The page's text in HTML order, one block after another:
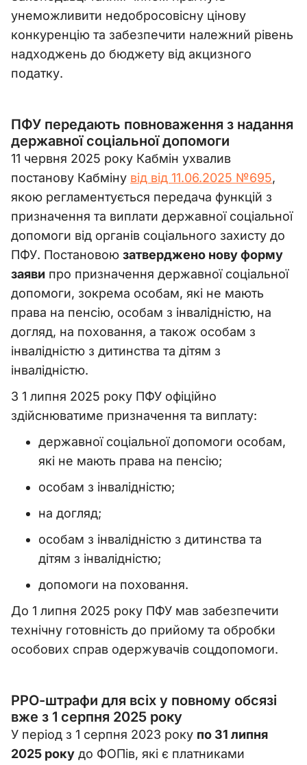
унеможливити недобросовісну цінову
конкуренцію та забезпечити належний рівень
надходжень до бюджету від акцизного
податку.
ПФУ передають повноваження з надання
державної соціальної допомоги
11 червня 2025 року Кабмін ухвалив
постанову Кабміну від від 11.06.2025 №695,
якою регламентується передача функцій з
призначення та виплати державної соціальної
допомоги від органів соціального захисту до
ПФУ. Постановою затверджено нову форму
заяви про призначення державної соціальної
допомоги, зокрема особам, які не мають
права на пенсію, особам з інвалідністю, на
догляд, на поховання, а також особам з
інвалідністю з дитинства та дітям з
інвалідністю.
З 1 липня 2025 року ПФУ офіційно
здійснюватиме призначення та виплату:
державної соціальної допомоги особам,
які не мають права на пенсію;
особам з інвалідністю;
на догляд;
особам з інвалідністю з дитинства та
дітям з інвалідністю;
допомоги на поховання.
До 1 липня 2025 року ПФУ мав забезпечити
технічну готовність до прийому та обробки
особових справ одержувачів соцдопомоги.
РРО-штрафи для всіх у повному обсязі
вже з 1 серпня 2025 року
У період з 1 серпня 2023 року по 31 липня
2025 року до ФОПів, які є платниками